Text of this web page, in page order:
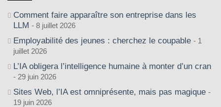
Comment faire apparaître son entreprise dans les
LLM
8 juillet 2026
Employabilité des jeunes : cherchez le coupable
1
juillet 2026
L’IA obligera l’intelligence humaine à monter d’un cran
29 juin 2026
Sites Web, l’IA est omniprésente, mais pas magique
19 juin 2026